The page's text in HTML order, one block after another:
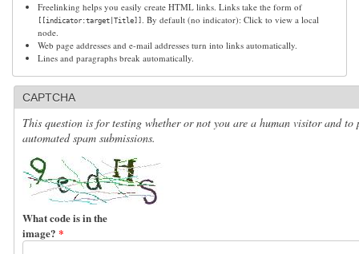
Freelinking helps you easily create HTML links. Links take the form of
[[indicator:target|Title]] . By default (no indicator): Click to view a local
node.
Web page addresses and e-mail addresses turn into links automatically.
Lines and paragraphs break automatically.
CAPTCHA
This question is for testing whether or not you are a human visitor and to
automated spam submissions.
What code is in the
image? *